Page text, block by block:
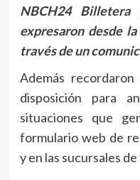
NBCH24 Billetera
expresaron desde
través de un
Además
disposición para
situaciones que
formulario web de
y en las sucursales